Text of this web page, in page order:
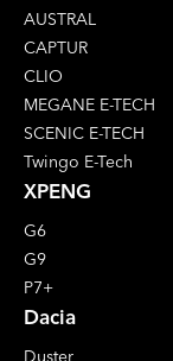
AUSTRAL
CAPTUR
CLIO
MEGANE E-TECH
SCENIC E-TECH
Twingo E-Tech
XPENG
G6
G9
P7+
Dacia
Duster